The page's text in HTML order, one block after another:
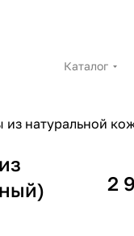
Каталог
из натуральной
2